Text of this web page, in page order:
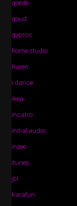
goede
goud
gyproc
home studio
huren
i dance
ikea
incatro
initial audio
inzee
itunes
jbl
karafun